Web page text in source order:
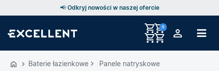
📢 Odkryj nowości w naszej ofercie
0
Baterie łazienkowe Panele natryskowe